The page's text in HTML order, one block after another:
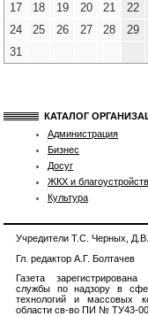
17
18 19 20 21 22
24
25 26 27 28 29
31
КАТАЛОГ
Администрация
Бизнес
Досуг
ЖКХ и
Культура
Учредители Т.С. Черных,
Гл. редактор А.Г. Болтачев
Газета
службы по надзору в
технологий и массовых
области св-во ПИ № ТУ43-